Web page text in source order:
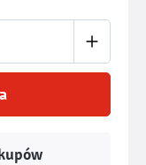
ilość